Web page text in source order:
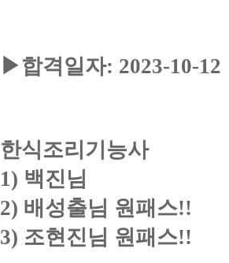
▶ 합격일자: 2023-10-12
한식조리기능사
1) 백진님
2) 배성출님 원패스!!
3) 조현진님 원패스!!